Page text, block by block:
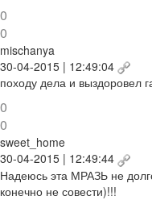
0
0
mischanya
30-04-2015 | 12:49:04
походу дела и выздоровел
0
0
sweet_home
30-04-2015 | 12:49:44
Надеюсь эта МРАЗЬ не
конечно не совести)!!!